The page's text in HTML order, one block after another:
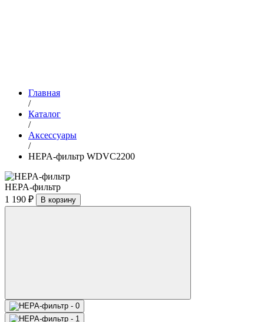
Главная
/
Каталог
/
Аксессуары
/
HEPA-фильтр WDVC2200
HEPA-фильтр
1 190 ₽
В корзину